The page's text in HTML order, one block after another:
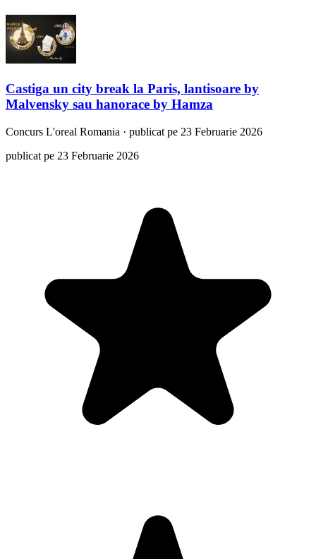
Castiga un city break la Paris, lantisoare by
Malvensky sau hanorace by Hamza
Concurs L'oreal Romania · publicat pe 23 Februarie 2026
publicat pe 23 Februarie 2026